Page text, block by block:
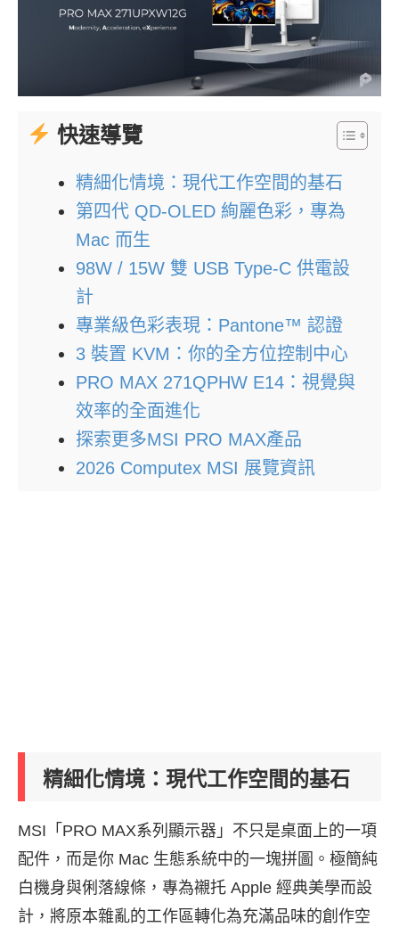
快速導覽
精細化情境：現代工作空間的基石
第四代 QD-OLED 絢麗色彩，專為
Mac 而生
98W / 15W 雙 USB Type-C 供電設
計
專業級色彩表現：Pantone™ 認證
3 裝置 KVM：你的全方位控制中心
PRO MAX 271QPHW E14：視覺與
效率的全面進化
探索更多MSI PRO MAX產品
2026 Computex MSI 展覽資訊
精細化情境：現代工作空間的基石
MSI「PRO MAX系列顯示器」不只是桌面上的一項
配件，而是你 Mac 生態系統中的一塊拼圖。極簡純
白機身與俐落線條，專為襯托 Apple 經典美學而設
計，將原本雜亂的工作區轉化為充滿品味的創作空